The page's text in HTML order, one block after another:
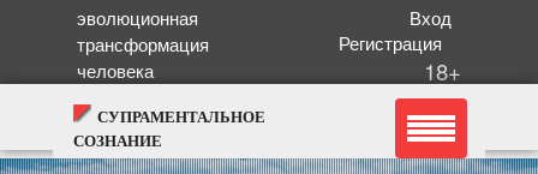
эволюционная
трансформация
человека
Вход
Регистрация
18+
СУПРАМЕНТАЛЬНОЕ
СОЗНАНИЕ